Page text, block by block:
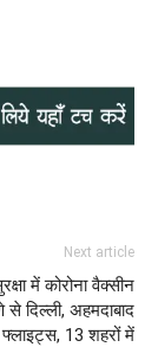
Next article
में कोरोना वैक्सीन
से दिल्ली, अहमदाबाद
13 शहरों में